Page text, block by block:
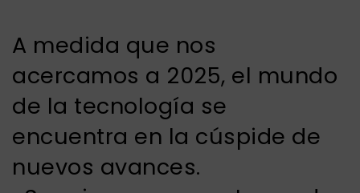
A medida que nos
acercamos a 2025, el mundo
de la tecnología se
encuentra en la cúspide de
nuevos avances.